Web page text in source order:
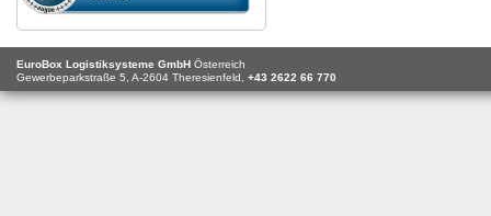
EuroBox Logistiksysteme GmbH Österreich
Gewerbeparkstraße 5, A-2604 Theresienfeld, +43 2622 66 770